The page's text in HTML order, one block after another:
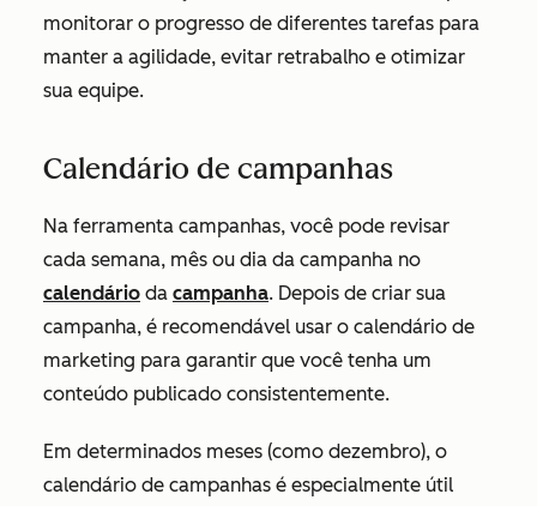
monitorar o progresso de diferentes tarefas para
manter a agilidade, evitar retrabalho e otimizar
sua equipe.
Calendário de campanhas
Na ferramenta campanhas, você pode revisar
cada semana, mês ou dia da campanha no
calendário da campanha. Depois de criar sua
campanha, é recomendável usar o calendário de
marketing para garantir que você tenha um
conteúdo publicado consistentemente.
Em determinados meses (como dezembro), o
calendário de campanhas é especialmente útil